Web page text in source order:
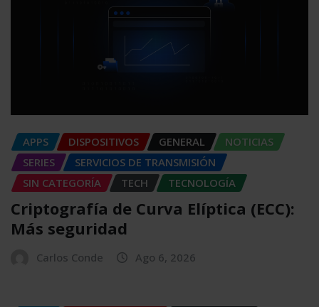
APPS DISPOSITIVOS GENERAL
NOTICIAS
SERIES
SERVICIOS DE TRANSMISIÓN
SIN CATEGORÍA
TECH TECNOLOGÍA
Criptografía de Curva Elíptica (ECC):
Más seguridad
Carlos Conde Ago 6, 2026